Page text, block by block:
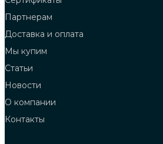
Партнерам
Доставка и оплата
Мы купим
Статьи
Новости
О компании
Контакты